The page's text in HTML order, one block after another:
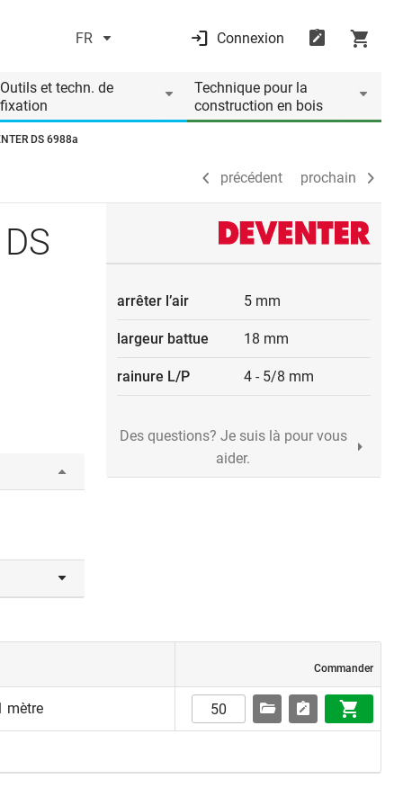
FR Connexion
Outils et techn. de
fixation
Technique pour la
construction en bois
DS 6988a
précédent prochain
précédent prochain
arrêter l’air 5 mm
largeur battue 18 mm
rainure L/P 4 - 5/8 mm
Des questions? Je suis là pour vous
aider.
Commander
mètre